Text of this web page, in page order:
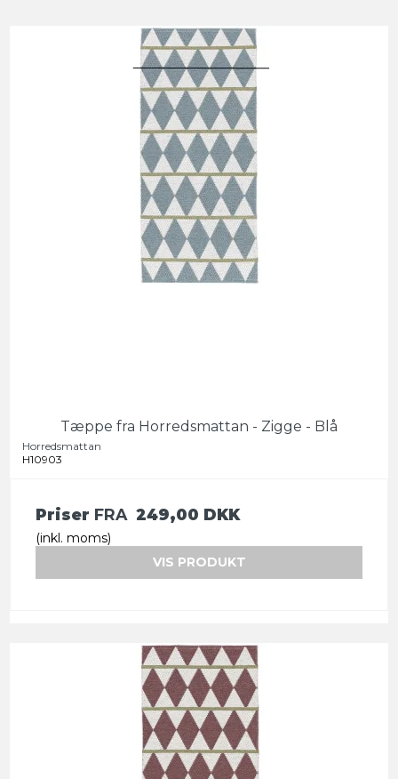
Tæppe fra Horredsmattan - Zigge - Blå
Horredsmattan
H10903
Priser FRA 249,00 DKK
(inkl. moms)
VIS PRODUKT